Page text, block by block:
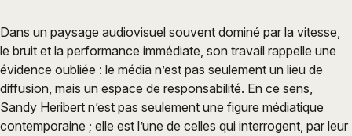
Dans un paysage audiovisuel souvent dominé par la vitesse,
le bruit et la performance immédiate, son travail rappelle une
évidence oubliée : le média n’est pas seulement un lieu de
diffusion, mais un espace de responsabilité. En ce sens,
Sandy Heribert n’est pas seulement une figure médiatique
contemporaine ; elle est l’une de celles qui interrogent, par leur